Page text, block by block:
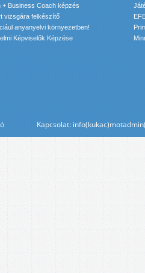
+ Business Coach képzés
vizsgára felkészítő
anyanyelvi környezetben!
Képviselők Képzése
Kapcsolat: